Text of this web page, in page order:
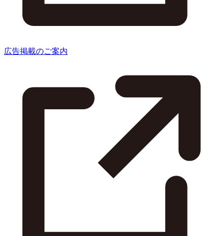
広告掲載のご案内